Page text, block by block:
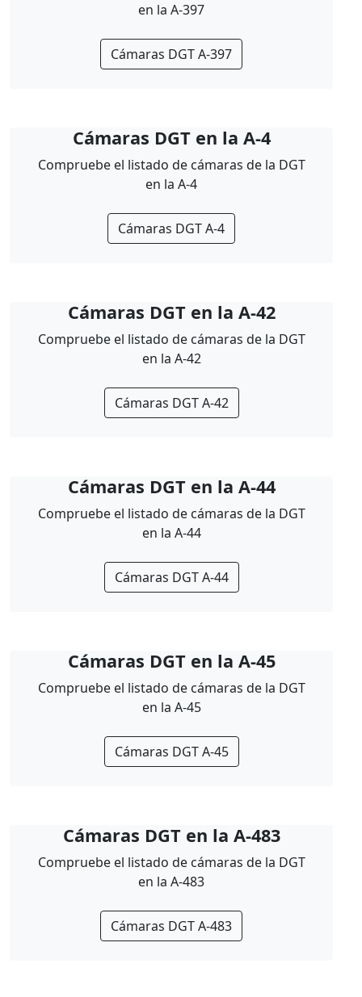
en la A-397
Cámaras DGT A-397
Cámaras DGT en la A-4
Compruebe el listado de cámaras de la DGT
en la A-4
Cámaras DGT A-4
Cámaras DGT en la A-42
Compruebe el listado de cámaras de la DGT
en la A-42
Cámaras DGT A-42
Cámaras DGT en la A-44
Compruebe el listado de cámaras de la DGT
en la A-44
Cámaras DGT A-44
Cámaras DGT en la A-45
Compruebe el listado de cámaras de la DGT
en la A-45
Cámaras DGT A-45
Cámaras DGT en la A-483
Compruebe el listado de cámaras de la DGT
en la A-483
Cámaras DGT A-483